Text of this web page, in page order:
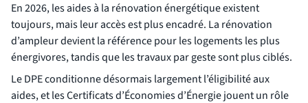
En 2026, les aides à la rénovation énergétique existent
toujours, mais leur accès est plus encadré. La rénovation
d’ampleur devient la référence pour les logements les plus
énergivores, tandis que les travaux par geste sont plus ciblés.
Le DPE conditionne désormais largement l’éligibilité aux
aides, et les Certificats d’Économies d’Énergie jouent un rôle